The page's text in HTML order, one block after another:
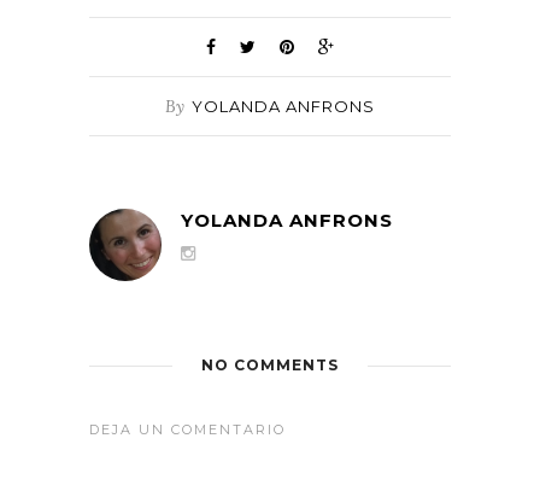
By YOLANDA ANFRONS
YOLANDA ANFRONS
NO COMMENTS
DEJA UN COMENTARIO